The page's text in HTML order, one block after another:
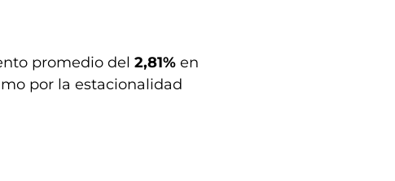
promedio del 2,81% en
por la estacionalidad